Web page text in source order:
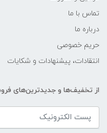
تماس با ما
درباره ما
حریم خصوصی
انتقادات، پیشنهادات و شکایات
از تخفیف‌ها و جدیدترین‌های